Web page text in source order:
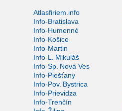
Atlasfiriem.info
Info-Bratislava
Info-Humenné
Info-Košice
Info-Martin
Info-L. Mikuláš
Info-Sp. Nová Ves
Info-Piešťany
Info-Pov. Bystrica
Info-Prievidza
Info-Trenčín